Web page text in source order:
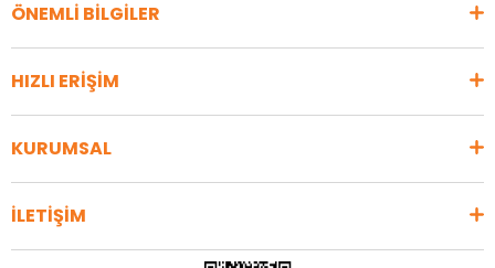
ÖNEMLİ BİLGİLER
HIZLI ERİŞİM
KURUMSAL
İLETİŞİM